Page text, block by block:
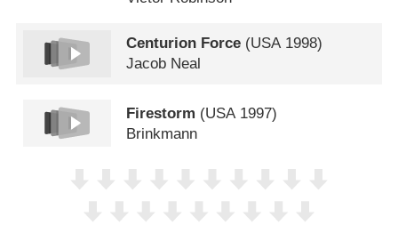
Centurion Force (USA1998)
Jacob Neal
Firestorm (USA 1997)
Brinkmann